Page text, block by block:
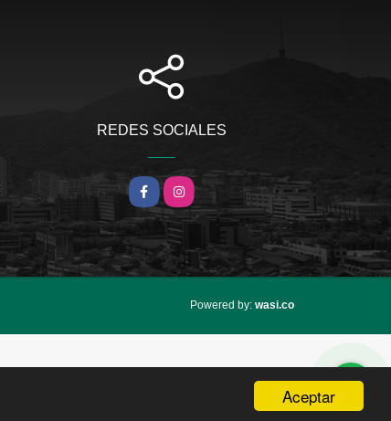
Aceptar
REDES SOCIALES
Facebook
Instagram
Powered by: wasi.co